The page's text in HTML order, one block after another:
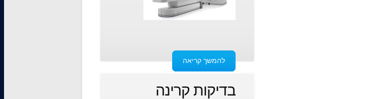
להמשך קריאה
בדיקות קרינה